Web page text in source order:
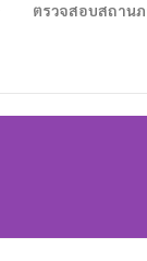
ตรวจสอบสถาน